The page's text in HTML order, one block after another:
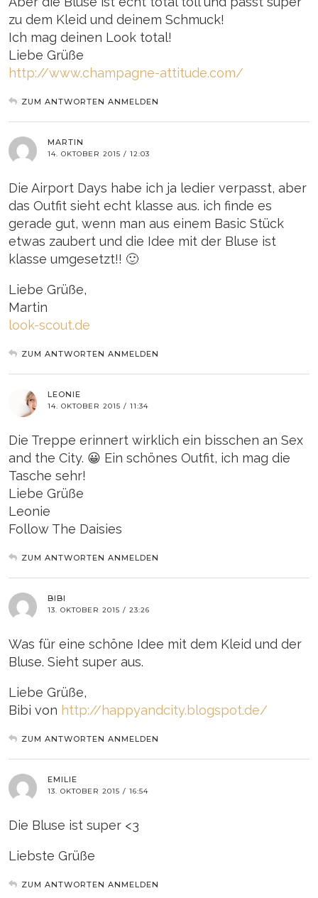
zu dem Kleid und deinem Schmuck!
Ich mag deinen Look total!
Liebe Grüße
http://www.champagne-attitude.com/
ZUM ANTWORTEN ANMELDEN
MARTIN
14. OKTOBER 2015 / 12:03
Die Airport Days habe ich ja ledier verpasst, aber
das Outfit sieht echt klasse aus. ich finde es
gerade gut, wenn man aus einem Basic Stück
etwas zaubert und die Idee mit der Bluse ist
klasse umgesetzt!! 🙂
Liebe Grüße,
Martin
look-scout.de
ZUM ANTWORTEN ANMELDEN
LEONIE
14. OKTOBER 2015 / 11:34
Die Treppe erinnert wirklich ein bisschen an Sex
and the City. 😀 Ein schönes Outfit, ich mag die
Tasche sehr!
Liebe Grüße
Leonie
Follow The Daisies
ZUM ANTWORTEN ANMELDEN
BIBI
13. OKTOBER 2015 / 23:26
Was für eine schöne Idee mit dem Kleid und der
Bluse. Sieht super aus.
Liebe Grüße,
Bibi von http://happyandcity.blogspot.de/
ZUM ANTWORTEN ANMELDEN
EMILIE
13. OKTOBER 2015 / 16:54
Die Bluse ist super <3
Liebste Grüße
ZUM ANTWORTEN ANMELDEN